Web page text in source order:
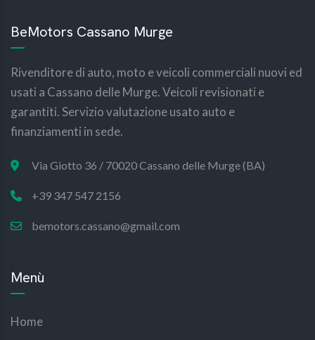
BeMotors Cassano Murge
Rivenditore di auto, moto e veicoli commerciali nuovi ed
usati a Cassano delle Murge. Veicoli revisionati e
garantiti. Servizio valutazione usato auto e
finanziamenti in sede.
Via Giotto 36 / 70020 Cassano delle Murge (BA)
+39 347 547 2156
bemotors.cassano@gmail.com
Menù
Home